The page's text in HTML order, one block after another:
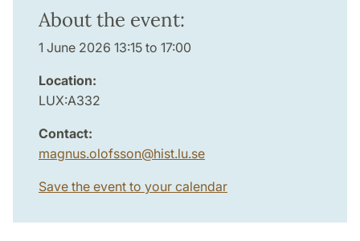
About the event:
1 June 2026 13:15 to 17:00
Location:
LUX:A332
Contact:
magnus.olofsson@hist.lu.se
Save the event to your calendar